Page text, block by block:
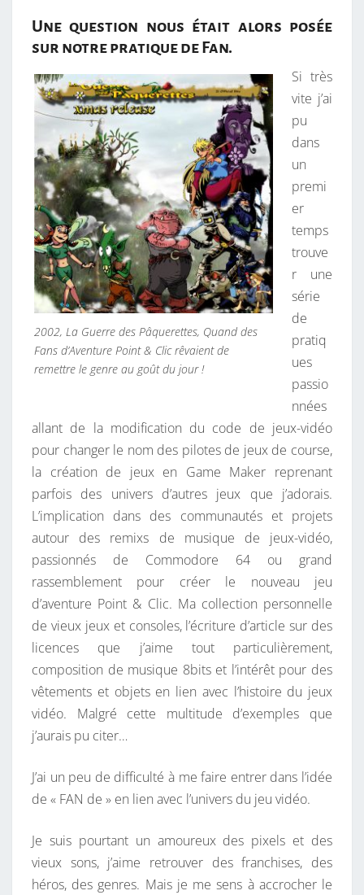
S
T
A
L
Q
U
E
,
P
A
S
S
I
O
É
?
Une question nous était alors posée
sur notre pratique de Fan.
2002, La Guerre des Pâquerettes, Quand des
Fans d’Aventure Point & Clic rêvaient de
remettre le genre au goût du jour !
Si très
vite j’ai
pu
dans
un
premi
er
temps
trouve
r une
série
de
pratiq
ues
passio
nnées
allant de la modification du code de jeux-vidéo
pour changer le nom des pilotes de jeux de course,
la création de jeux en Game Maker reprenant
parfois des univers d’autres jeux que j’adorais.
L’implication dans des communautés et projets
autour des remixs de musique de jeux-vidéo,
passionnés de Commodore 64 ou grand
rassemblement pour créer le nouveau jeu
d’aventure Point & Clic. Ma collection personnelle
de vieux jeux et consoles, l’écriture d’article sur des
licences que j’aime tout particulièrement,
composition de musique 8bits et l’intérêt pour des
vêtements et objets en lien avec l’histoire du jeux
vidéo. Malgré cette multitude d’exemples que
j’aurais pu citer…
J’ai un peu de difficulté à me faire entrer dans l’idée
de « FAN de » en lien avec l’univers du jeu vidéo.
Je suis pourtant un amoureux des pixels et des
vieux sons, j’aime retrouver des franchises, des
héros, des genres. Mais je me sens à accrocher le